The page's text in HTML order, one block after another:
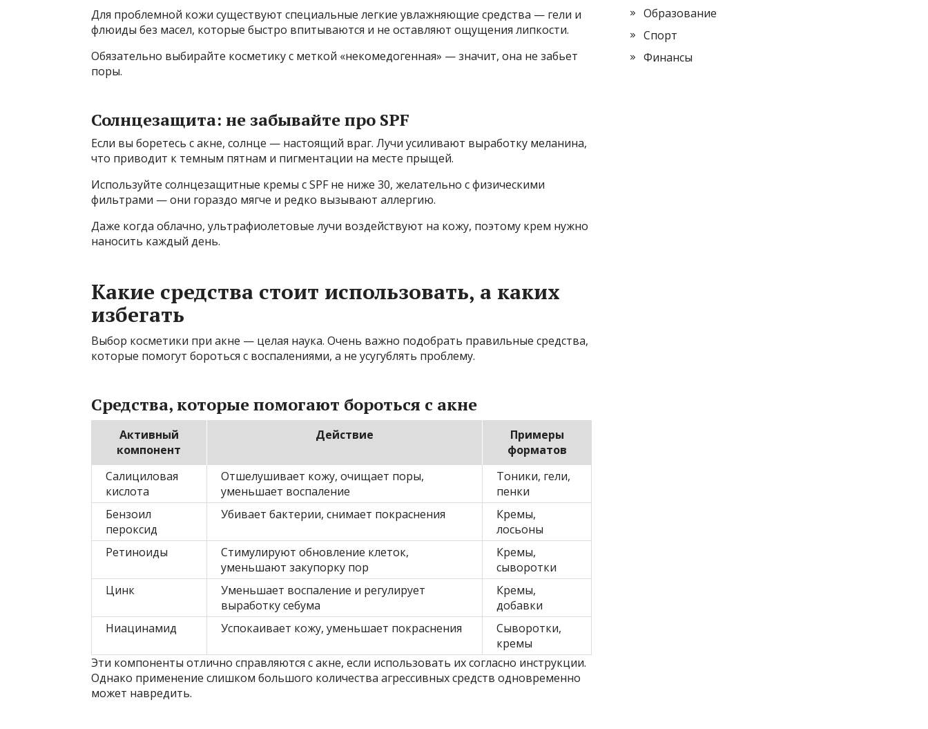
Для проблемной кожи существуют специальные легкие увлажняющие средства — гели и
флюиды без масел, которые быстро впитываются и не оставляют ощущения липкости.
Обязательно выбирайте косметику с меткой «некомедогенная» — значит, она не забьет
поры.
Солнцезащита: не забывайте про SPF
Если вы боретесь с акне, солнце — настоящий враг. Лучи усиливают выработку меланина,
что приводит к темным пятнам и пигментации на месте прыщей.
Используйте солнцезащитные кремы с SPF не ниже 30, желательно с физическими
фильтрами — они гораздо мягче и редко вызывают аллергию.
Даже когда облачно, ультрафиолетовые лучи воздействуют на кожу, поэтому крем нужно
наносить каждый день.
Какие средства стоит использовать, а каких
избегать
Выбор косметики при акне — целая наука. Очень важно подобрать правильные средства,
которые помогут бороться с воспалениями, а не усугублять проблему.
Средства, которые помогают бороться с акне
Активный
компонент
Действие
Примеры
форматов
Салициловая
кислота
Отшелушивает кожу, очищает поры,
уменьшает воспаление
Тоники, гели,
пенки
Бензоил
пероксид
Убивает бактерии, снимает покраснения
Кремы,
лосьоны
Ретиноиды
Стимулируют обновление клеток,
уменьшают закупорку пор
Кремы,
сыворотки
Цинк
Уменьшает воспаление и регулирует
выработку себума
Кремы,
добавки
Ниацинамид
Успокаивает кожу, уменьшает покраснения
Сыворотки,
кремы
Эти компоненты отлично справляются с акне, если использовать их согласно инструкции.
Однако применение слишком большого количества агрессивных средств одновременно
может навредить.
Образование
Спорт
Финансы